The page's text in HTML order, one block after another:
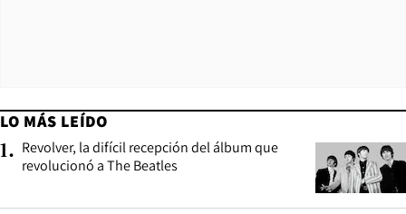
LO MÁS LEÍDO
1. Revolver, la difícil recepción del álbum que
revolucionó a The Beatles